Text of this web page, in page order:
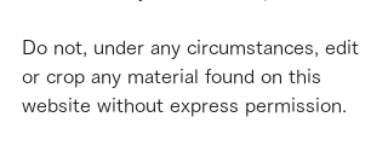
Do not, under any circumstances, edit
or crop any material found on this
website without express permission.